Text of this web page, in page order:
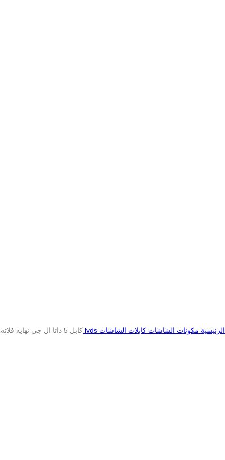
الرئيسية مكونات الشاشات كابلات الشاشات lvds كابل 5 داتا ال جي نهايه فلاته